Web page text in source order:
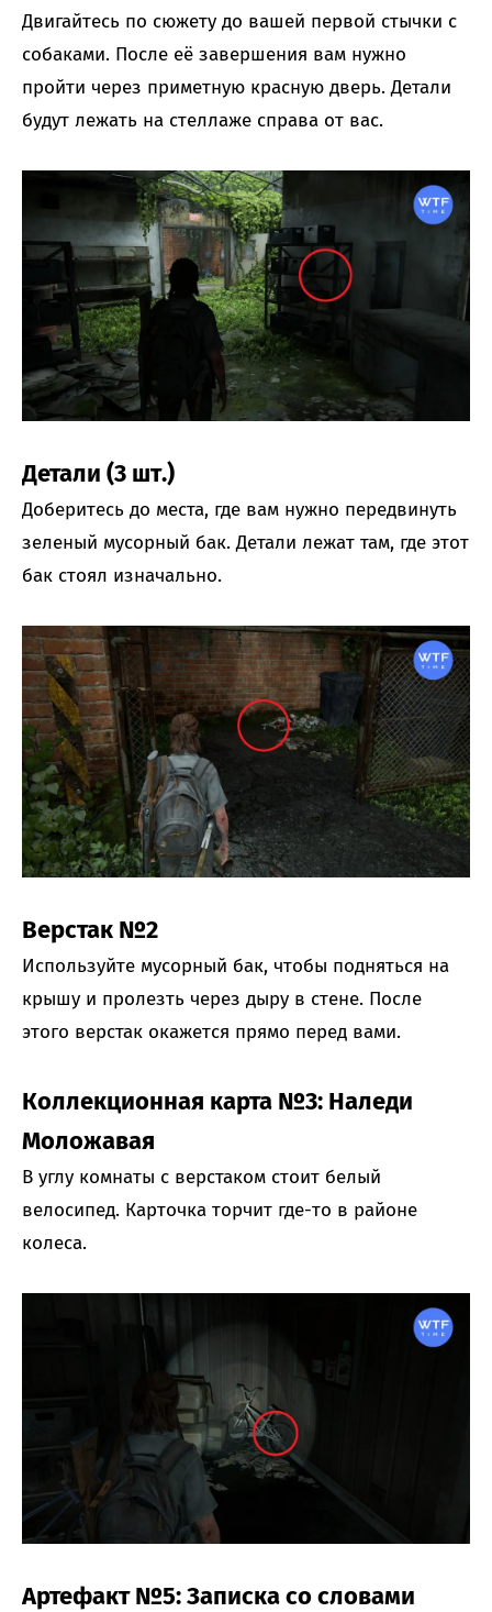
Двигайтесь по сюжету до вашей первой стычки с
собаками. После её завершения вам нужно
пройти через приметную красную дверь. Детали
будут лежать на стеллаже справа от вас.
Детали (3 шт.)
Доберитесь до места, где вам нужно передвинуть
зеленый мусорный бак. Детали лежат там, где этот
бак стоял изначально.
Верстак №2
Используйте мусорный бак, чтобы подняться на
крышу и пролезть через дыру в стене. После
этого верстак окажется прямо перед вами.
Коллекционная карта №3: Наледи
Моложавая
В углу комнаты с верстаком стоит белый
велосипед. Карточка торчит где-то в районе
колеса.
Артефакт №5: Записка со словами